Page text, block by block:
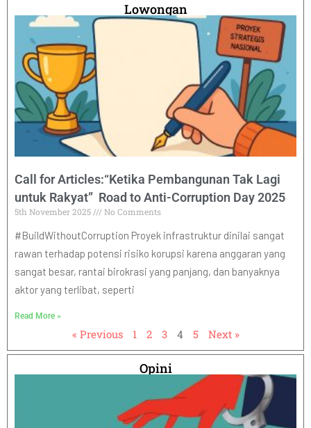
Lowongan
Call for Articles:“Ketika Pembangunan Tak Lagi
untuk Rakyat” Road to Anti-Corruption Day 2025
5th November 2025 No Comments
#BuildWithoutCorruption Proyek infrastruktur dinilai sangat
rawan terhadap potensi risiko korupsi karena anggaran yang
sangat besar, rantai birokrasi yang panjang, dan banyaknya
aktor yang terlibat, seperti
Read More »
« Previous 1 2 3 4 5 Next »
Opini